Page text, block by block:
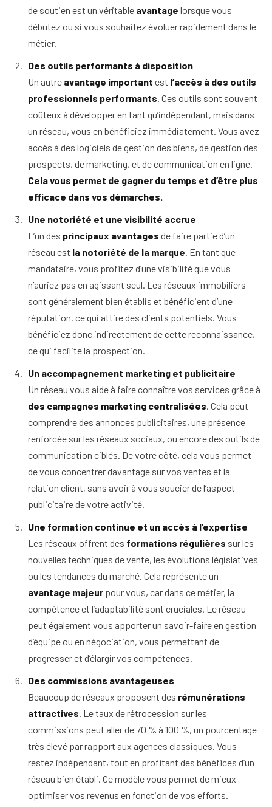
de soutien est un véritable avantage lorsque vous
débutez ou si vous souhaitez évoluer rapidement dans le
métier.
Des outils performants à disposition
Un autre avantage important est l’accès à des outils
professionnels performants. Ces outils sont souvent
coûteux à développer en tant qu’indépendant, mais dans
un réseau, vous en bénéficiez immédiatement. Vous avez
accès à des logiciels de gestion des biens, de gestion des
prospects, de marketing, et de communication en ligne.
Cela vous permet de gagner du temps et d’être plus
efficace dans vos démarches.
Une notoriété et une visibilité accrue
L’un des principaux avantages de faire partie d’un
réseau est la notoriété de la marque. En tant que
mandataire, vous profitez d’une visibilité que vous
n’auriez pas en agissant seul. Les réseaux immobiliers
sont généralement bien établis et bénéficient d’une
réputation, ce qui attire des clients potentiels. Vous
bénéficiez donc indirectement de cette reconnaissance,
ce qui facilite la prospection.
Un accompagnement marketing et publicitaire
Un réseau vous aide à faire connaître vos services grâce à
des campagnes marketing centralisées. Cela peut
comprendre des annonces publicitaires, une présence
renforcée sur les réseaux sociaux, ou encore des outils de
communication ciblés. De votre côté, cela vous permet
de vous concentrer davantage sur vos ventes et la
relation client, sans avoir à vous soucier de l’aspect
publicitaire de votre activité.
Une formation continue et un accès à l’expertise
Les réseaux offrent des formations régulières sur les
nouvelles techniques de vente, les évolutions législatives
ou les tendances du marché. Cela représente un
avantage majeur pour vous, car dans ce métier, la
compétence et l’adaptabilité sont cruciales. Le réseau
peut également vous apporter un savoir-faire en gestion
d’équipe ou en négociation, vous permettant de
progresser et d’élargir vos compétences.
Des commissions avantageuses
Beaucoup de réseaux proposent des rémunérations
attractives. Le taux de rétrocession sur les
commissions peut aller de 70 % à 100 %, un pourcentage
très élevé par rapport aux agences classiques. Vous
restez indépendant, tout en profitant des bénéfices d’un
réseau bien établi. Ce modèle vous permet de mieux
optimiser vos revenus en fonction de vos efforts.